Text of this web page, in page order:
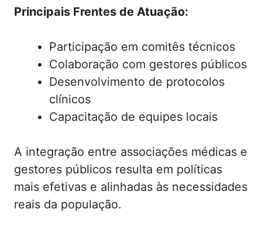
Principais Frentes de Atuação:
Participação em comitês técnicos
Colaboração com gestores públicos
Desenvolvimento de protocolos
clínicos
Capacitação de equipes locais
A integração entre associações médicas e
gestores públicos resulta em políticas
mais efetivas e alinhadas às necessidades
reais da população.